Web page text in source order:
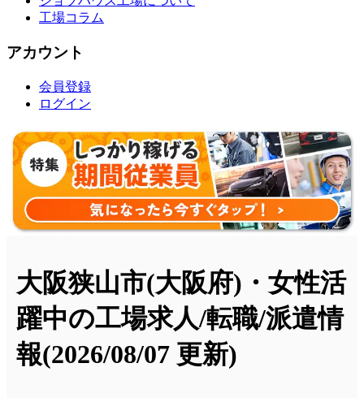
工場コラム
アカウント
会員登録
ログイン
大阪狭山市(大阪府)・女性活
躍中の工場求人/転職/派遣情
報(2026/08/07 更新)